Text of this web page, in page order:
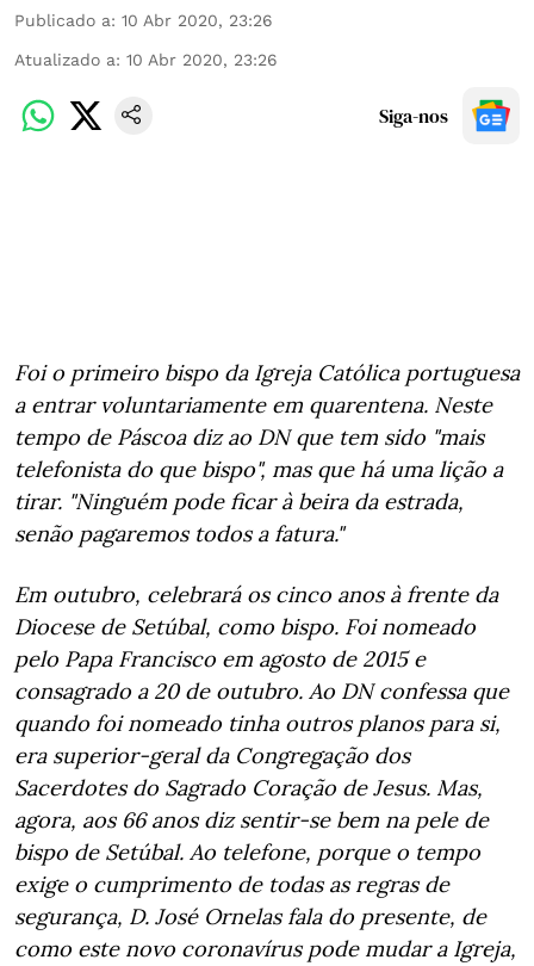
Publicado a: 10 Abr 2020, 23:26
Atualizado a: 10 Abr 2020, 23:26
Siga-nos
Foi o primeiro bispo da Igreja Católica portuguesa
a entrar voluntariamente em quarentena. Neste
tempo de Páscoa diz ao DN que tem sido "mais
telefonista do que bispo", mas que há uma lição a
tirar. "Ninguém pode ficar à beira da estrada,
senão pagaremos todos a fatura."
Em outubro, celebrará os cinco anos à frente da
Diocese de Setúbal, como bispo. Foi nomeado
pelo Papa Francisco em agosto de 2015 e
consagrado a 20 de outubro. Ao DN confessa que
quando foi nomeado tinha outros planos para si,
era superior-geral da Congregação dos
Sacerdotes do Sagrado Coração de Jesus. Mas,
agora, aos 66 anos diz sentir-se bem na pele de
bispo de Setúbal. Ao telefone, porque o tempo
exige o cumprimento de todas as regras de
segurança, D. José Ornelas fala do presente, de
como este novo coronavírus pode mudar a Igreja,